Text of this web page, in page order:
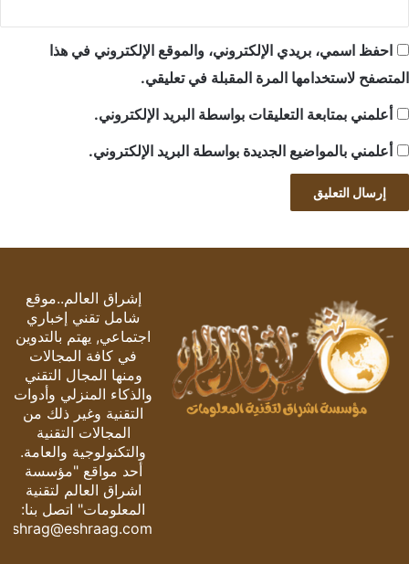
احفظ اسمي، بريدي الإلكتروني، والموقع الإلكتروني في هذا
المتصفح لاستخدامها المرة المقبلة في تعليقي.
أعلمني بمتابعة التعليقات بواسطة البريد الإلكتروني.
أعلمني بالمواضيع الجديدة بواسطة البريد الإلكتروني.
إشراق العالم..موقع
شامل تقني إخباري
اجتماعي, يهتم بالتدوين
في كافة المجالات
ومنها المجال التقني
والذكاء المنزلي وأدوات
التقنية وغير ذلك من
المجالات التقنية
والتكنولوجية والعامة.
أحد مواقع "مؤسسة
اشراق العالم لتقنية
المعلومات" اتصل بنا:
eshrag@eshraag.com